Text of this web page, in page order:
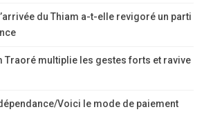
du Thiam a-t-elle revigoré un parti
Traoré multiplie les gestes forts et ravive
Voici le mode de paiement